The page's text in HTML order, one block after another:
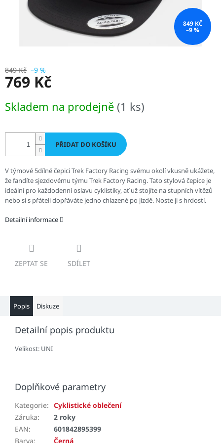
849 KČ
–9 %
849 Kč –9 %
769 Kč
cena:
Skladem na prodejně (1 ks)
PŘIDAT DO KOŠÍKU
V týmové 5dílné čepici Trek Factory Racing svému okolí vkusně ukážete,
že fandíte sjezdovému týmu Trek Factory Racing. Tato stylová čepice je
ideální pro každodenní oslavu cyklistiky, ať už stojíte na stupních vítězů
nebo si s přáteli dopřáváte jedno chlazené po jízdě. Noste ji s hrdostí.
Detailní informace
ZEPTAT SE SDÍLET
Popis Diskuze
Detailní popis produktu
Velikost: UNI
Doplňkové parametry
Kategorie: Cyklistické oblečení
Záruka:
2 roky
EAN:
601842895399
Barva: Černá